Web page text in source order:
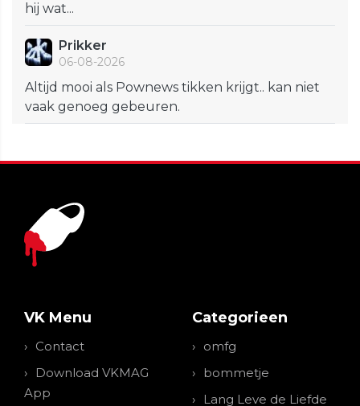
hij wat...
Prikker
06-08-2026
Altijd mooi als Pownews tikken krijgt.. kan niet
vaak genoeg gebeuren.
VK Menu
Contact
Download VKMAG
App
Categorieen
omfg
bommetje
Lang Leve de Liefde